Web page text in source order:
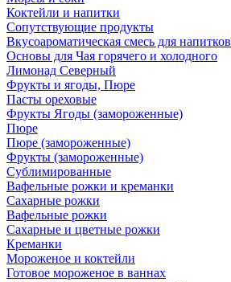
Коктейли и напитки
Сопутствующие продукты
Вкусоароматическая смесь для напитков
Основы для Чая горячего и холодного
Лимонад Северный
Фрукты и ягоды, Пюре
Пасты ореховые
Фрукты Ягоды (замороженные)
Пюре
Пюре (замороженные)
Фрукты (замороженные)
Сублимированные
Вафельные рожки и креманки
Сахарные рожки
Вафельные рожки
Сахарные и цветные рожки
Креманки
Мороженое и коктейли
Готовое мороженое в ваннах